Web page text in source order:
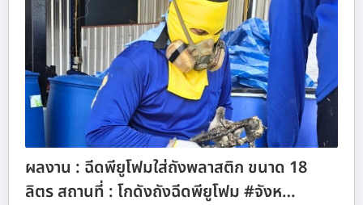
ผลงาน : ฉีดพียูโฟมใส่ถังพลาสติก ขนาด 18
ลิตร สถานที่ : โกดังถังฉีดพียูโฟม #จังห…